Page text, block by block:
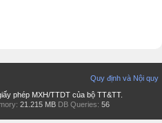
Quy định và Nội quy
phép MXH/TTDT của bộ TT&TT.
21.215 MB DB Queries: 56